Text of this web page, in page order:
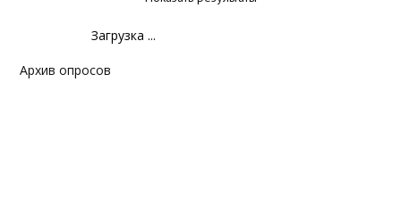
Загрузка ...
Архив опросов